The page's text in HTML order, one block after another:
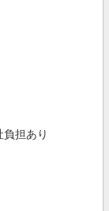
担あり